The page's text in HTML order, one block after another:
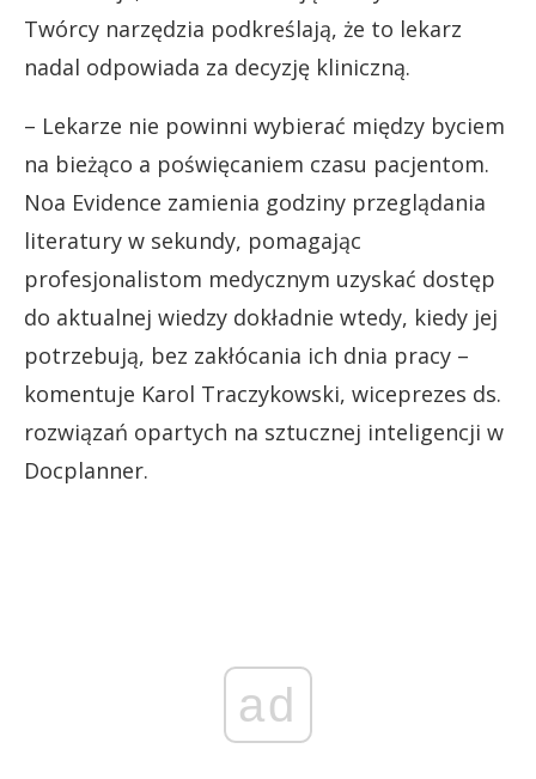
Twórcy narzędzia podkreślają, że to lekarz
nadal odpowiada za decyzję kliniczną.
– Lekarze nie powinni wybierać między byciem
na bieżąco a poświęcaniem czasu pacjentom.
Noa Evidence zamienia godziny przeglądania
literatury w sekundy, pomagając
profesjonalistom medycznym uzyskać dostęp
do aktualnej wiedzy dokładnie wtedy, kiedy jej
potrzebują, bez zakłócania ich dnia pracy –
komentuje Karol Traczykowski, wiceprezes ds.
rozwiązań opartych na sztucznej inteligencji w
Docplanner.
ad